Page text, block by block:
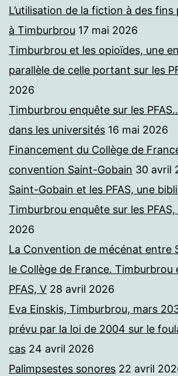
L’utilisation de la fiction à des
à Timburbrou 17 mai 2026
Timburbrou et les opioïdes, une
parallèle de celle portant sur les
2026
Timburbrou enquête sur les
dans les universités 16 mai 2026
Financement du Collège de
convention Saint-Gobain 30 avril
Saint-Gobain et les PFAS, une
Timburbrou enquête sur les PFAS,
2026
La Convention de mécénat entre
le Collège de France. Timburbrou
PFAS, V 28 avril 2026
Eva Einskis, Timburbrou, mars
prévu par la loi de 2004 sur le
cas 24 avril 2026
Palimpsestes sonores 22 avril